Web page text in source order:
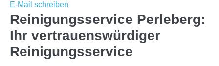
E-Mail schreiben
Reinigungsservice Perleberg:
Ihr vertrauenswürdiger
Reinigungsservice